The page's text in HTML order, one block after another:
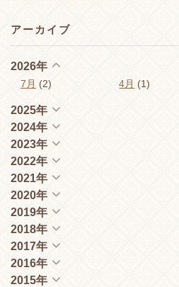
アーカイブ
2026年
7月 (2) 4月 (1)
2025年
2024年
2023年
2022年
2021年
2020年
2019年
2018年
2017年
2016年
2015年